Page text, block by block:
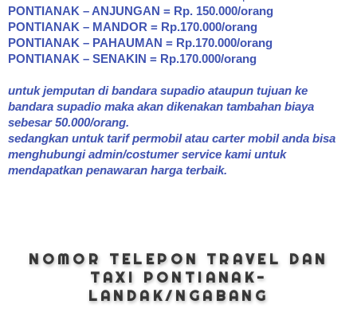
PONTIANAK – ANJUNGAN = Rp. 150.000/orang
PONTIANAK – MANDOR = Rp.170.000/orang
PONTIANAK – PAHAUMAN = Rp.170.000/orang
PONTIANAK – SENAKIN = Rp.170.000/orang
untuk jemputan di bandara supadio ataupun tujuan ke
bandara supadio maka akan dikenakan tambahan biaya
sebesar 50.000/orang.
sedangkan untuk tarif permobil atau carter mobil anda bisa
menghubungi admin/costumer service kami untuk
mendapatkan penawaran harga terbaik.
NOMOR TELEPON TRAVEL DAN
TAXI PONTIANAK-
LANDAK/NGABANG